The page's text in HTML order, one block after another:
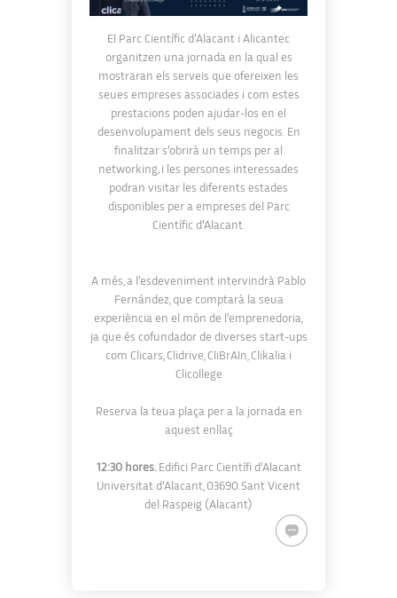
El Parc Científic d’Alacant i Alicantec
organitzen una jornada en la qual es
mostraran els serveis que ofereixen les
seues empreses associades i com estes
prestacions poden ajudar-los en el
desenvolupament dels seus negocis. En
finalitzar s’obrirà un temps per al
networking, i les persones interessades
podran visitar les diferents estades
disponibles per a empreses del Parc
Científic d’Alacant.
A més, a l’esdeveniment intervindrà Pablo
Fernández, que comptarà la seua
experiència en el món de l’emprenedoria,
ja que és cofundador de diverses start-ups
com Clicars, Clidrive, CliBrAIn, Clikalia i
Clicollege
Reserva la teua plaça per a la jornada en
aquest enllaç
12:30 hores. Edifici Parc Científi d’Alacant
Universitat d’Alacant, 03690 Sant Vicent
del Raspeig (Alacant)